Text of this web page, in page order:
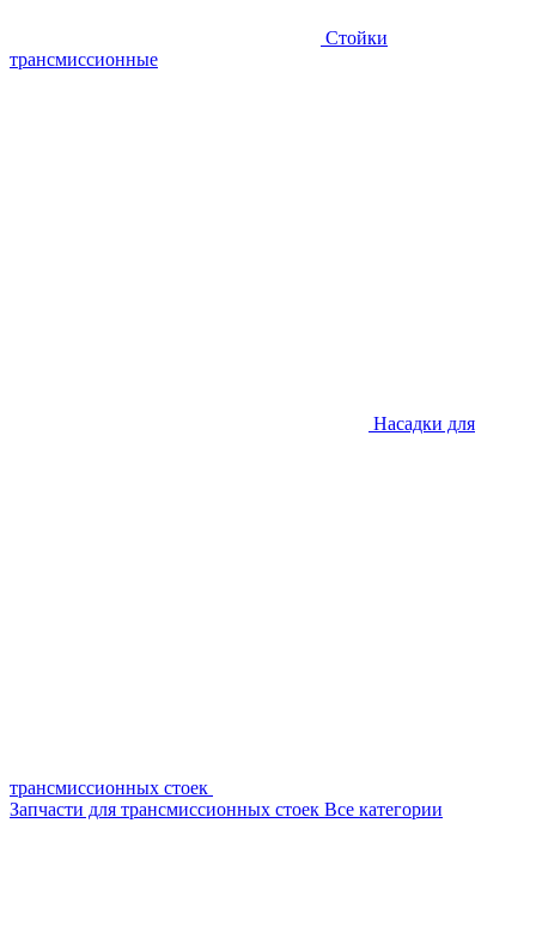
Стойки
трансмиссионные
Насадки для
трансмиссионных стоек
Запчасти для трансмиссионных стоек Все категории